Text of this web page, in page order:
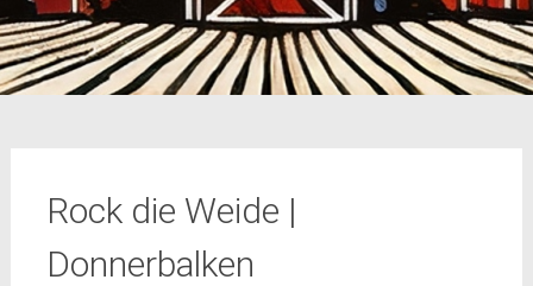
Rock die Weide |
Donnerbalken